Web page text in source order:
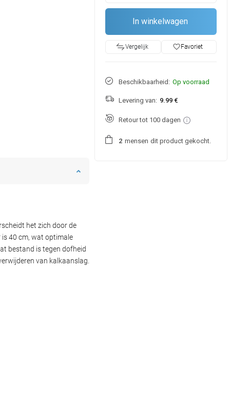
het zich door de
40 cm, wat optimale
bestand is tegen dofheid
van kalkaanslag.
In winkelwagen
Vergelijk favorite_borderFavoriet
Beschikbaarheid: Op voorraad
Levering van: 9.99 €
Retour tot 100 dagen
2 mensen dit product gekocht.